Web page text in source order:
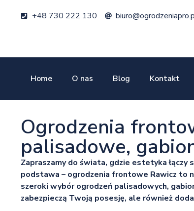
+48 730 222 130
Home O nas Blog Kontakt
Ogrodzenia
palisadowe,
Zapraszamy do świata, gdzie estetyka łączy
podstawa – ogrodzenia frontowe Rawicz to
szeroki wybór ogrodzeń palisadowych,
zabezpieczą Twoją posesję, ale również